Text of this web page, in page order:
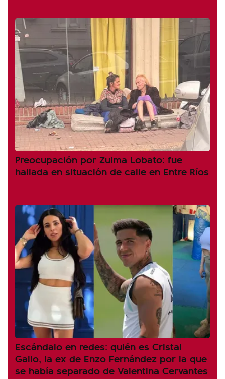
Preocupación por Zulma Lobato: fue
hallada en situación de calle en Entre Ríos
Escándalo en redes: quién es Cristal
Gallo, la ex de Enzo Fernández por la que
se había separado de Valentina Cervantes